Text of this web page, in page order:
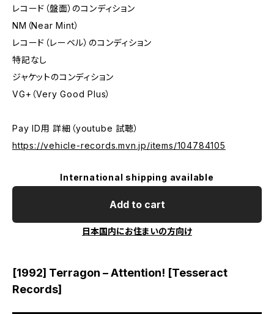
レコード（盤面）のコンディション
NM（Near Mint）
レコード（レーベル）のコンディション
特記なし
ジャケットのコンディション
VG+（Very Good Plus）
Pay ID用 詳細（youtube 試聴）
https://vehicle-records.mvn.jp/items/104784105
International shipping available
Add to cart
日本国内にお住まいの方向け
[1992] Terragon – Attention! [Tesseract
Records]